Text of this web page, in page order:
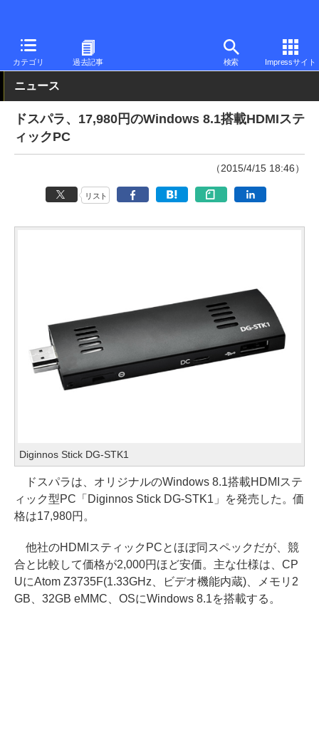
カテゴリ 過去記事 検索 Impressサイト
PC Watch パソコン/タブレット/スマートフォン スティックパソ
ニュース
ドスパラ、17,980円のWindows 8.1搭載HDMIステ
ィックPC
（2015/4/15 18:46）
リスト
Diginnos Stick DG-STK1
ドスパラは、オリジナルのWindows 8.1搭載HDMIステ
ィック型PC「Diginnos Stick DG-STK1」を発売した。価
格は17,980円。
他社のHDMIスティックPCとほぼ同スペックだが、競
合と比較して価格が2,000円ほど安価。主な仕様は、CP
UにAtom Z3735F(1.33GHz、ビデオ機能内蔵)、メモリ2
GB、32GB eMMC、OSにWindows 8.1を搭載する。